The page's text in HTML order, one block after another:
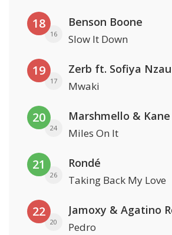
18
16
Benson Boone
Slow It Down
19
17
Zerb ft. Sofiya Nzau
Mwaki
20
24
Marshmello &
Miles On It
21
26
Rondé
Taking Back My Love
22
20 Pedro